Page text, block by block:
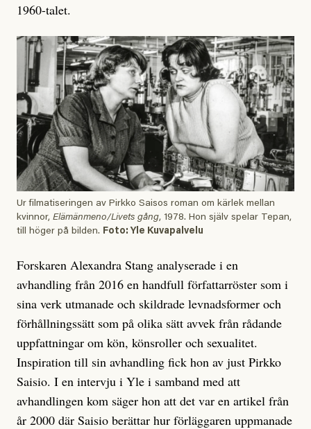
1960-talet.
Ur filmatiseringen av Pirkko Saisos roman om kärlek mellan
kvinnor, Elämänmeno/Livets gång, 1978. Hon själv spelar Tepan,
till höger på bilden. Foto: Yle Kuvapalvelu
Forskaren Alexandra Stang analyserade i en
avhandling från 2016 en handfull författarröster som i
sina verk utmanade och skildrade levnadsformer och
förhållningssätt som på olika sätt avvek från rådande
uppfattningar om kön, könsroller och sexualitet.
Inspiration till sin avhandling fick hon av just Pirkko
Saisio. I en intervju i Yle i samband med att
avhandlingen kom säger hon att det var en artikel från
år 2000 där Saisio berättar hur förläggaren uppmanade